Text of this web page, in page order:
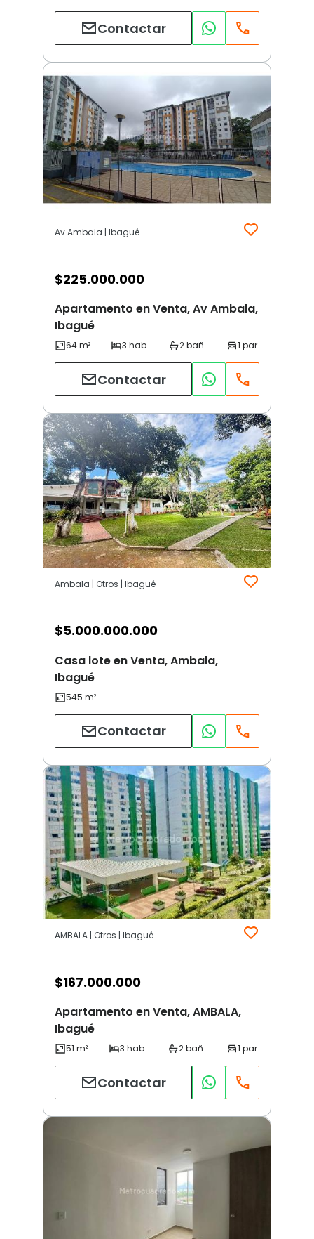
Contactar
Av Ambala | Ibagué
$225.000.000
Apartamento en Venta, Av Ambala,
Ibagué
Contactar
Ambala | Otros | Ibagué
$5.000.000.000
Casa lote en Venta, Ambala,
Ibagué
Contactar
AMBALA | Otros | Ibagué
$167.000.000
Apartamento en Venta, AMBALA,
Ibagué
Contactar